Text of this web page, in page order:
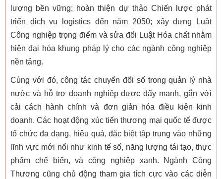
lượng bền vững; hoàn thiện dự thảo Chiến lược phát
triển dịch vụ logistics đến năm 2050; xây dựng Luật
Công nghiệp trọng điểm và sửa đổi Luật Hóa chất nhằm
hiện đại hóa khung pháp lý cho các ngành công nghiệp
nền tảng.
Cùng với đó, công tác chuyển đổi số trong quản lý nhà
nước và hỗ trợ doanh nghiệp được đẩy mạnh, gắn với
cải cách hành chính và đơn giản hóa điều kiện kinh
doanh. Các hoạt động xúc tiến thương mại quốc tế được
tổ chức đa dạng, hiệu quả, đặc biệt tập trung vào những
lĩnh vực mới nổi như kinh tế số, năng lượng tái tạo, thực
phẩm chế biến, và công nghiệp xanh. Ngành Công
Thương cũng chủ động tham gia tích cực vào các diễn